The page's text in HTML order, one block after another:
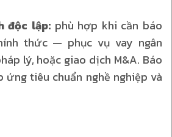
độc lập: phù hợp khi cần báo
thức — phục vụ vay ngân
lý, hoặc giao dịch M&A. Báo
ứng tiêu chuẩn nghề nghiệp và